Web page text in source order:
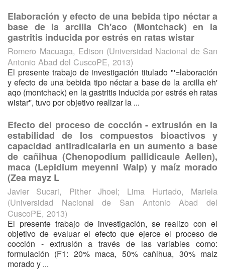
Elaboración y efecto de una bebida tipo néctar a
base de la arcilla Ch'aco (Montchack) en la
gastritis inducida por estrés en ratas wistar
Romero Macuaga, Edison (Universidad Nacional de San
Antonio Abad del CuscoPE, 2013)
El presente trabajo de investigación titulado "'=laboración
y efecto de una bebida tipo néctar a base de la arcilla eh'
aqo (montchack) en la gastritis inducida por estrés eh ratas
wistar'', tuvo por objetivo realizar la ...
Efecto del proceso de cocción - extrusión en la
estabilidad de los compuestos bioactivos y
capacidad antiradicalaria en un aumento a base
de cañihua (Chenopodium pallidicaule Aellen),
maca (Lepidium meyenni Walp) y maíz morado
(Zea mayz L
Javier Sucari, Pither Jhoel; Lima Hurtado, Mariela
(Universidad Nacional de San Antonio Abad del
CuscoPE, 2013)
El presente trabajo de investigación, se realizo con el
objetivo de evaluar el efecto que ejerce el proceso de
cocción - extrusión a través de las variables como:
formulación (F1: 20% maca, 50% cañihua, 30% maiz
morado y ...